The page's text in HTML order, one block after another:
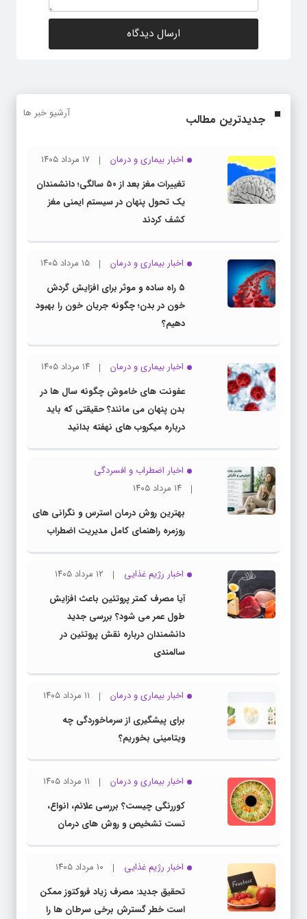
جدیدترین مطالب آرشیو خبر ها
اخبار بیماری و درمان
۱۷ مرداد ۱۴۰۵
تغییرات مغز بعد از ۵۰ سالگی؛ دانشمندان
یک تحول پنهان در سیستم ایمنی مغز
کشف کردند
اخبار بیماری و درمان
۱۵ مرداد ۱۴۰۵
۵ راه ساده و موثر برای افزایش گردش
خون در بدن؛ چگونه جریان خون را بهبود
دهیم؟
اخبار بیماری و درمان
۱۴ مرداد ۱۴۰۵
عفونت های خاموش چگونه سال ها در
بدن پنهان می مانند؟ حقیقتی که باید
درباره میکروب های نهفته بدانید
اخبار اضطراب و افسردگی
۱۴ مرداد ۱۴۰۵
بهترین روش درمان استرس و نگرانی های
روزمره راهنمای کامل مدیریت اضطراب
اخبار رژیم غذایی
۱۲ مرداد ۱۴۰۵
آیا مصرف کمتر پروتئین باعث افزایش
طول عمر می شود؟ بررسی جدید
دانشمندان درباره نقش پروتئین در
سالمندی
اخبار بیماری و درمان
۱۱ مرداد ۱۴۰۵
برای پیشگیری از سرماخوردگی چه
ویتامینی بخوریم؟
اخبار بیماری و درمان
۱۱ مرداد ۱۴۰۵
کوررنگی چیست؟ بررسی علائم، انواع،
تست تشخیص و روش های درمان
اخبار رژیم غذایی
۱۰ مرداد ۱۴۰۵
تحقیق جدید: مصرف زیاد فروکتوز ممکن
است خطر گسترش برخی سرطان ها را